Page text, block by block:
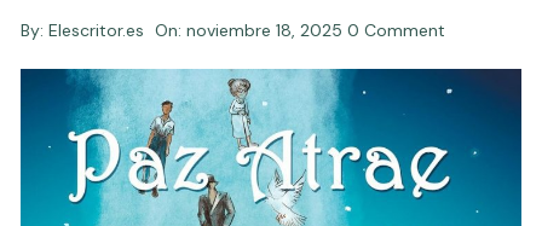
By: Elescritor.es On:noviembre 18, 2025 0 Comment